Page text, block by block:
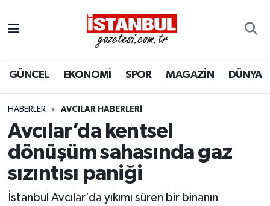
GÜNCEL EKONOMİ SPOR MAGAZİN DÜNYA
HABERLER AVCILAR HABERLERI
Avcılar’da kentsel
dönüşüm sahasında gaz
sızıntısı paniği
İstanbul Avcılar’da yıkımı süren bir binanın
EKONOMİ
İSTANBUL
DÜNYA
SPOR
MAGAZİN
Nöbetçi Eczaneler
Hava Durumu
Trafik Durumu
Süper Lig Puan Durumu ve Fikstür
Tüm Manşetler
Son Dakika Haberleri